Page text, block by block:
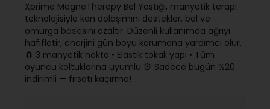
Xprime MagneTherapy Bel Yastığı, manyetik terapi
teknolojisiyle kan dolaşımını destekler, bel ve
omurga baskısını azaltır. Düzenli kullanımda ağrıyı
hafifletir, enerjini gün boyu korumana yardımcı olur.
🧲 3 manyetik nokta • Elastik tokalı yapı • Tüm
oyuncu koltuklarına uyumlu ⏰ Sadece bugün %20
indirimli — fırsatı kaçırma!